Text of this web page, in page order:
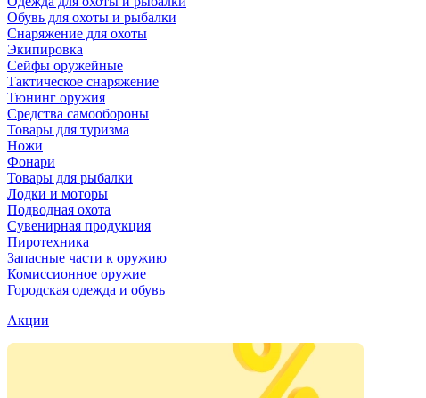
Обувь для охоты и рыбалки
Снаряжение для охоты
Экипировка
Сейфы оружейные
Тактическое снаряжение
Тюнинг оружия
Средства самообороны
Товары для туризма
Ножи
Фонари
Товары для рыбалки
Лодки и моторы
Подводная охота
Сувенирная продукция
Пиротехника
Запасные части к оружию
Комиссионное оружие
Городская одежда и обувь
Акции